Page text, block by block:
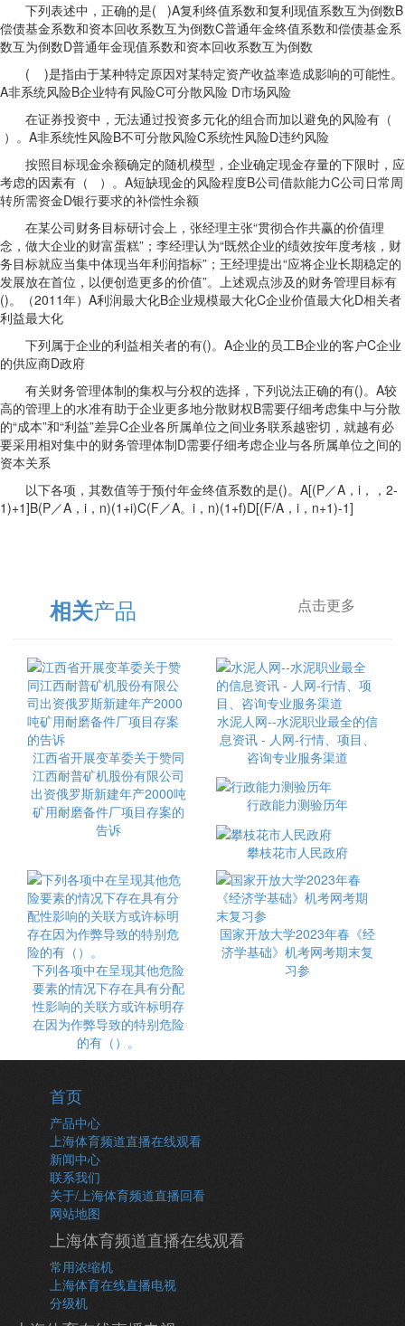
下列表述中，正确的是( )A复利终值系数和复利现值系数互为倒数B
偿债基金系数和资本回收系数互为倒数C普通年金终值系数和偿债基金系
数互为倒数D普通年金现值系数和资本回收系数互为倒数
( )是指由于某种特定原因对某特定资产收益率造成影响的可能性。
A非系统风险B企业特有风险C可分散风险 D市场风险
在证券投资中，无法通过投资多元化的组合而加以避免的风险有（
）。A非系统性风险B不可分散风险C系统性风险D违约风险
按照目标现金余额确定的随机模型，企业确定现金存量的下限时，应
考虑的因素有（ ）。A短缺现金的风险程度B公司借款能力C公司日常周
转所需资金D银行要求的补偿性余额
在某公司财务目标研讨会上，张经理主张“贯彻合作共赢的价值理
念，做大企业的财富蛋糕”；李经理认为“既然企业的绩效按年度考核，财
务目标就应当集中体现当年利润指标”；王经理提出“应将企业长期稳定的
发展放在首位，以便创造更多的价值”。上述观点涉及的财务管理目标有
()。（2011年）A利润最大化B企业规模最大化C企业价值最大化D相关者
利益最大化
下列属于企业的利益相关者的有()。A企业的员工B企业的客户C企业
的供应商D政府
有关财务管理体制的集权与分权的选择，下列说法正确的有()。A较
高的管理上的水准有助于企业更多地分散财权B需要仔细考虑集中与分散
的“成本”和“利益”差异C企业各所属单位之间业务联系越密切，就越有必
要采用相对集中的财务管理体制D需要仔细考虑企业与各所属单位之间的
资本关系
以下各项，其数值等于预付年金终值系数的是()。A[(P／A，i，，2-
1)+1]B(P／A，i，n)(1+i)C(F／A。i，n)(1+f)D[(F/A，i，n+1)-1]
相关产品 点击更多
江西省开展变革委关于赞同
江西耐普矿机股份有限公司
出资俄罗斯新建年产2000吨
矿用耐磨备件厂项目存案的
告诉
水泥人网--水泥职业最全的信
息资讯 - 人网-行情、项目、
咨询专业服务渠道
行政能力测验历年
攀枝花市人民政府
下列各项中在呈现其他危险
要素的情况下存在具有分配
性影响的关联方或许标明存
在因为作弊导致的特别危险
的有（）。
国家开放大学2023年春《经
济学基础》机考网考期末复
习参
首页
产品中心
上海体育频道直播在线观看
新闻中心
联系我们
关于/上海体育频道直播回看
网站地图
上海体育频道直播在线观看
常用浓缩机
上海体育在线直播电视
分级机